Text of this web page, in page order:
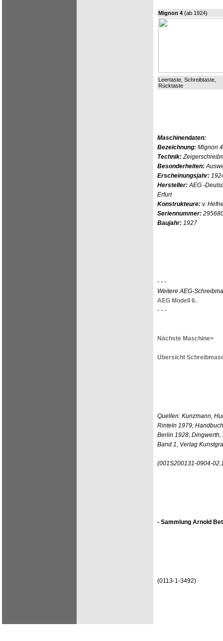
Mignon 4 (ab 1924)
Leertaste, Schreibtaste,
Rücktaste
Maschinendaten:
Bezeichnung: Mignon 4
Technik:
Besonderheiten:
Erscheinungsjahr:
Hersteller:AEG -
Erfurt
Konstrukteure: v.
Seriennummer:
Baujahr: 1927
- - -
Weitere AEG-
AEG Modell 6.
- - -
Nächste Maschine>
Übersicht
Quellen: Kunzmann,
Rinteln 1979;
Berlin 1928;
Band 1, Verlag
(001S200131-0904-
- Sammlung Arnold
(0113-1-3492)